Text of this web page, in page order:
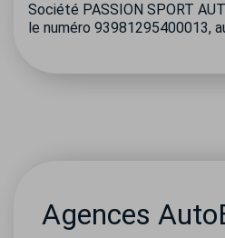
Société PASSION SPORT
le numéro 93981295400013,
Agences